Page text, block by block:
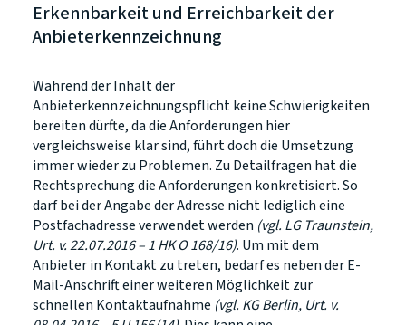
Erkennbarkeit und Erreichbarkeit der
Anbieterkennzeichnung
Während der Inhalt der
Anbieterkennzeichnungspflicht keine Schwierigkeiten
bereiten dürfte, da die Anforderungen hier
vergleichsweise klar sind, führt doch die Umsetzung
immer wieder zu Problemen. Zu Detailfragen hat die
Rechtsprechung die Anforderungen konkretisiert. So
darf bei der Angabe der Adresse nicht lediglich eine
Postfachadresse verwendet werden (vgl. LG Traunstein,
Urt. v. 22.07.2016 – 1 HK O 168/16). Um mit dem
Anbieter in Kontakt zu treten, bedarf es neben der E-
Mail-Anschrift einer weiteren Möglichkeit zur
schnellen Kontaktaufnahme (vgl. KG Berlin, Urt. v.